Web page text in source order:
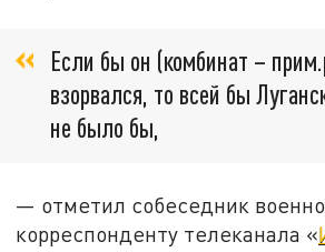
Если бы он (комбинат –
взорвался, то всей бы
не было бы,
— отметил собеседник
корреспонденту телеканала «